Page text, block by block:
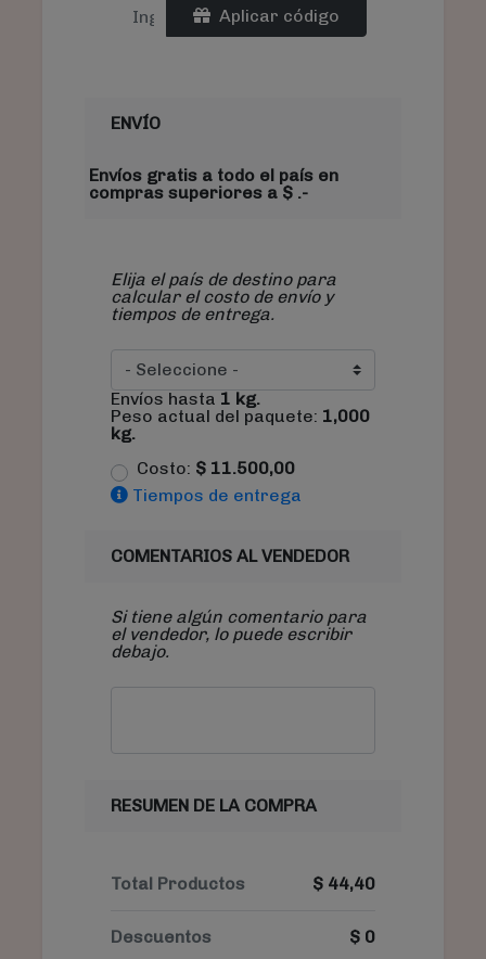
Aplicar código
ENVÍO
Envíos gratis a todo el país en
compras superiores a $ .-
Elija el país de destino para
calcular el costo de envío y
tiempos de entrega.
Envíos hasta 1 kg.
Peso actual del paquete: 1,000
kg.
Costo: $ 11.500,00
Tiempos de entrega
COMENTARIOS AL VENDEDOR
Si tiene algún comentario para
el vendedor, lo puede escribir
debajo.
RESUMEN DE LA COMPRA
Total Productos $ 44,40
Descuentos $ 0